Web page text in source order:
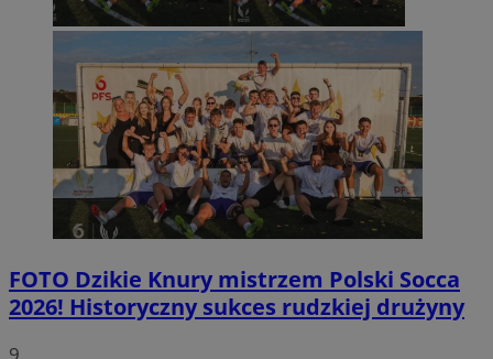
FOTO Dzikie Knury mistrzem Polski Socca
2026! Historyczny sukces rudzkiej drużyny